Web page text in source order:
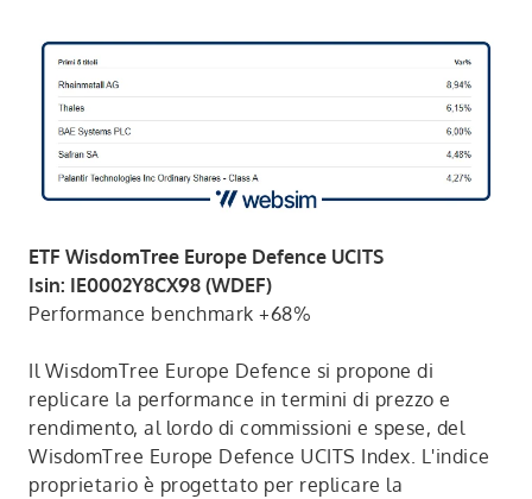
ETF WisdomTree Europe Defence UCITS
Isin: IE0002Y8CX98 (WDEF)
Performance benchmark +68%
Il WisdomTree Europe Defence si propone di
replicare la performance in termini di prezzo e
rendimento, al lordo di commissioni e spese, del
WisdomTree Europe Defence UCITS Index. L'indice
proprietario è progettato per replicare la